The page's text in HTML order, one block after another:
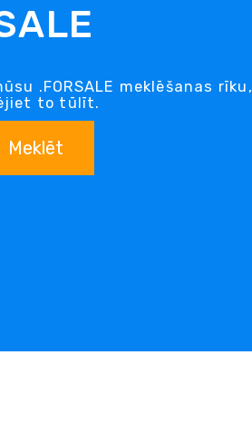
.FORSALE meklēšanas rīku,
to tūlīt.
Meklēt